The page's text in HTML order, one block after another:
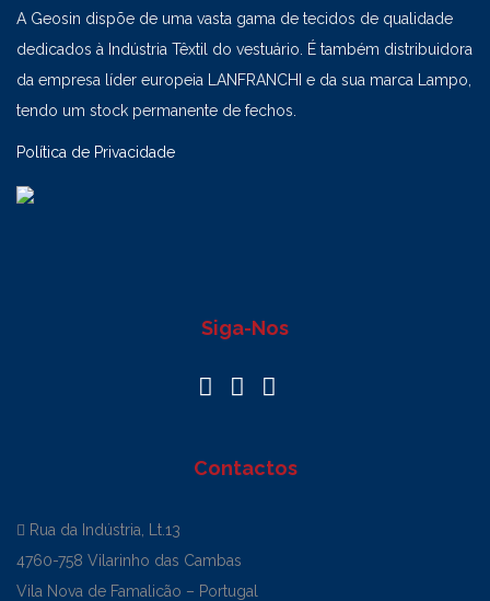
A Geosin dispõe de uma vasta gama de tecidos de qualidade
dedicados à Indústria Têxtil do vestuário. É também distribuidora
da empresa líder europeia LANFRANCHI e da sua marca Lampo,
tendo um stock permanente de fechos.
Política de Privacidade
Siga-Nos
Contactos
Rua da Indústria, Lt.13
4760-758 Vilarinho das Cambas
Vila Nova de Famalicão – Portugal